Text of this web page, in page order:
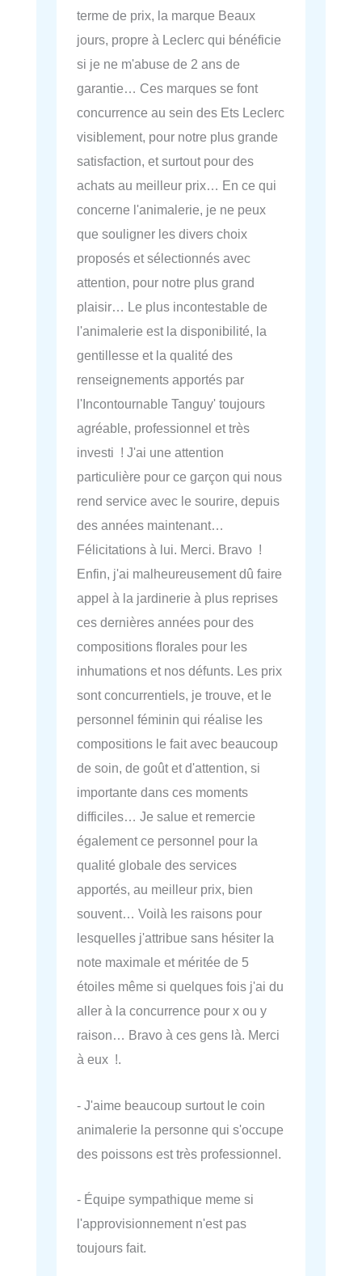
terme de prix, la marque Beaux
jours, propre à Leclerc qui bénéficie
si je ne m'abuse de 2 ans de
garantie… Ces marques se font
concurrence au sein des Ets Leclerc
visiblement, pour notre plus grande
satisfaction, et surtout pour des
achats au meilleur prix… En ce qui
concerne l'animalerie, je ne peux
que souligner les divers choix
proposés et sélectionnés avec
attention, pour notre plus grand
plaisir… Le plus incontestable de
l'animalerie est la disponibilité, la
gentillesse et la qualité des
renseignements apportés par
l'Incontournable Tanguy' toujours
agréable, professionnel et très
investi ! J'ai une attention
particulière pour ce garçon qui nous
rend service avec le sourire, depuis
des années maintenant…
Félicitations à lui. Merci. Bravo !
Enfin, j'ai malheureusement dû faire
appel à la jardinerie à plus reprises
ces dernières années pour des
compositions florales pour les
inhumations et nos défunts. Les prix
sont concurrentiels, je trouve, et le
personnel féminin qui réalise les
compositions le fait avec beaucoup
de soin, de goût et d'attention, si
importante dans ces moments
difficiles… Je salue et remercie
également ce personnel pour la
qualité globale des services
apportés, au meilleur prix, bien
souvent… Voilà les raisons pour
lesquelles j'attribue sans hésiter la
note maximale et méritée de 5
étoiles même si quelques fois j'ai du
aller à la concurrence pour x ou y
raison… Bravo à ces gens là. Merci
à eux !.
- J'aime beaucoup surtout le coin
animalerie la personne qui s'occupe
des poissons est très professionnel.
- Équipe sympathique meme si
l'approvisionnement n'est pas
toujours fait.